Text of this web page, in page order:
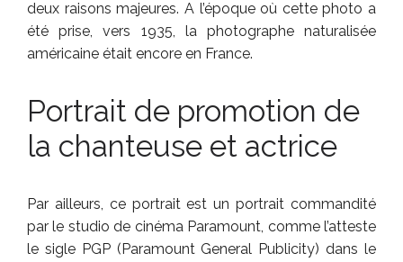
deux raisons majeures. A l’époque où cette photo a
été prise, vers 1935, la photographe naturalisée
américaine était encore en France.
Portrait de promotion de
la chanteuse et actrice
Par ailleurs, ce portrait est un portrait commandité
par le studio de cinéma Paramount, comme l’atteste
le sigle PGP (Paramount General Publicity) dans le